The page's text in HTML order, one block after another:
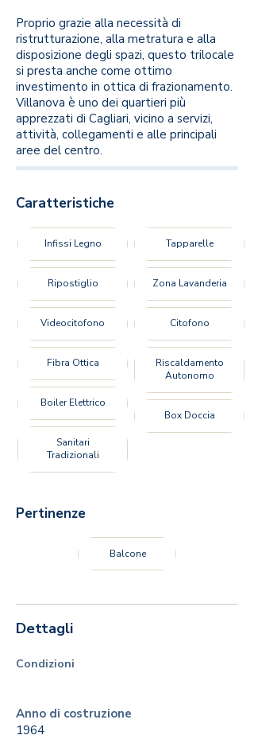
Proprio grazie alla necessità di
ristrutturazione, alla metratura e alla
disposizione degli spazi, questo trilocale
si presta anche come ottimo
investimento in ottica di frazionamento.
Villanova è uno dei quartieri più
apprezzati di Cagliari, vicino a servizi,
attività, collegamenti e alle principali
aree del centro.
Caratteristiche
Infissi Legno
Ripostiglio
Videocitofono
Fibra Ottica
Boiler Elettrico
Sanitari
Tradizionali
Tapparelle
Zona Lavanderia
Citofono
Riscaldamento
Autonomo
Box Doccia
Pertinenze
Balcone
Dettagli
Condizioni
Anno di costruzione
1964